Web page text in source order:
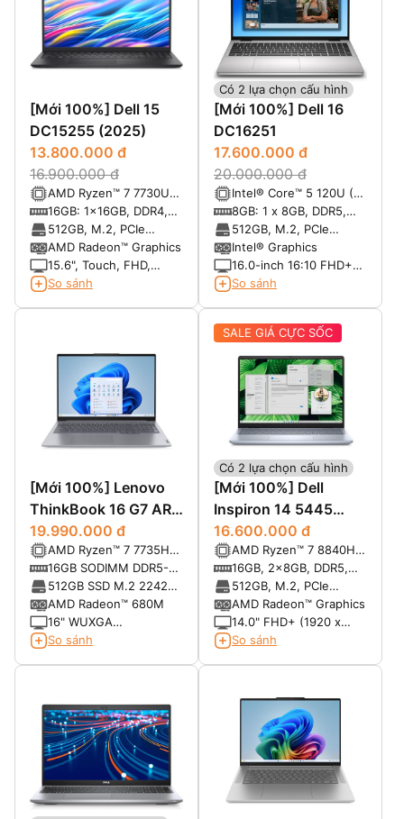
[Mới 100%] Dell 15
DC15255 (2025)
13.800.000 đ
16.900.000 đ
AMD Ryzen™ 7 7730U
8-core with Radeon™
Graphics
16GB: 1x16GB, DDR4,
3200 MT/s
512GB, M.2, PCIe
NVMe, SSD
AMD Radeon™ Graphics
15.6", Touch, FHD,
60Hz, WVA, IPS, Anti-
So sánh
Có 2 lựa chọn cấu hình
[Mới 100%] Dell 16
DC16251
17.600.000 đ
20.000.000 đ
Intel® Core™ 5 120U (10
cores, up to 5.0 GHz)
8GB: 1 x 8GB, DDR5,
5200 MT/s
512GB, M.2, PCIe
NVMe, SSD
Intel® Graphics
16.0-inch 16:10 FHD+
(1920x1200) Touch
ComfortView
So sánh
[Mới 100%] Lenovo
ThinkBook 16 G7 ARP
(9QSA) (AMD Ryzen 7
7735HS, RAM 16GB,
SSD 512GB, 16"
WUXGA)
19.990.000 đ
AMD Ryzen™ 7 7735HS
(8C / 16T, 3.2 /
4.75GHz, 4MB L2 /
16MB L3)
16GB SODIMM DDR5-
4800 Up to 64GB
512GB SSD M.2 2242
PCIe 4.0x4 NVMe
AMD Radeon™ 680M
16" WUXGA
(1920x1200) IPS
So sánh
Có 2 lựa chọn cấu hình
SALE GIÁ CỰC SỐC
[Mới 100%] Dell
Inspiron 14 5445
(2024)
16.600.000 đ
AMD Ryzen™ 7 8840HS
8-core/16-thread
Processor with
Radeon™ Graphics
16GB, 2x8GB, DDR5,
5600 MT/s
512GB, M.2, PCIe
NVMe, SSD
AMD Radeon™ Graphics
14.0" FHD+ (1920 x
1280), 300 nits, 100%
So sánh